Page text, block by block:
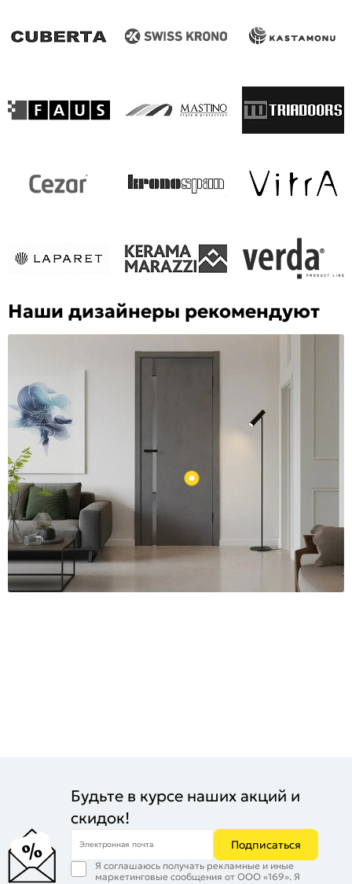
Наши дизайнеры рекомендуют
Будьте в курсе наших акций и
скидок!
Электронная почта Подписаться
Я соглашаюсь получать рекламные и иные
маркетинговые сообщения от ООО «169». Я